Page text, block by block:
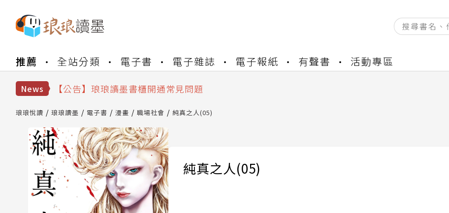
推薦 全站分類 電子書 電子雜誌 電子報紙 有聲書 活動專區
News
【公告】因 Readmoo 讀墨系統維護中，本站同步暫停部分閱讀服務
【公告】琅琅讀墨書櫃開通常見問題
【公告】琅琅書店服務升級重要說明及資產合併結果查詢
【公告】因 Readmoo 讀墨系統維護中，本站同步暫停部分閱讀服務
琅琅悅讀 琅琅讀墨 電子書 漫畫 職場社會 純真之人(05)
純真之人(05)